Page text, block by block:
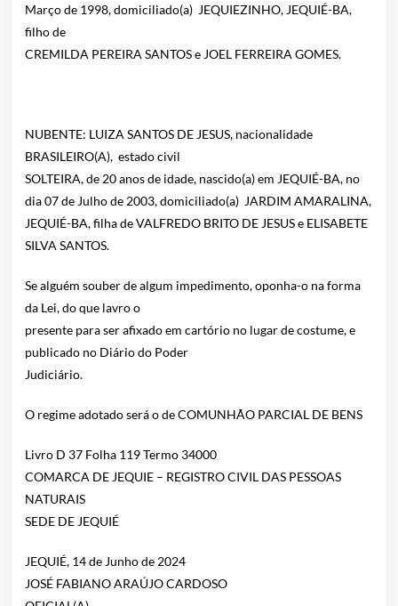
Março de 1998, domiciliado(a) JEQUIEZINHO, JEQUIÉ-BA,
filho de
CREMILDA PEREIRA SANTOS e JOEL FERREIRA GOMES.
NUBENTE: LUIZA SANTOS DE JESUS, nacionalidade
BRASILEIRO(A), estado civil
SOLTEIRA, de 20 anos de idade, nascido(a) em JEQUIÉ-BA, no
dia 07 de Julho de 2003, domiciliado(a) JARDIM AMARALINA,
JEQUIÉ-BA, filha de VALFREDO BRITO DE JESUS e ELISABETE
SILVA SANTOS.
Se alguém souber de algum impedimento, oponha-o na forma
da Lei, do que lavro o
presente para ser afixado em cartório no lugar de costume, e
publicado no Diário do Poder
Judiciário.
O regime adotado será o de COMUNHÃO PARCIAL DE BENS
Livro D 37 Folha 119 Termo 34000
COMARCA DE JEQUIE – REGISTRO CIVIL DAS PESSOAS
NATURAIS
SEDE DE JEQUIÉ
JEQUIÉ, 14 de Junho de 2024
JOSÉ FABIANO ARAÚJO CARDOSO